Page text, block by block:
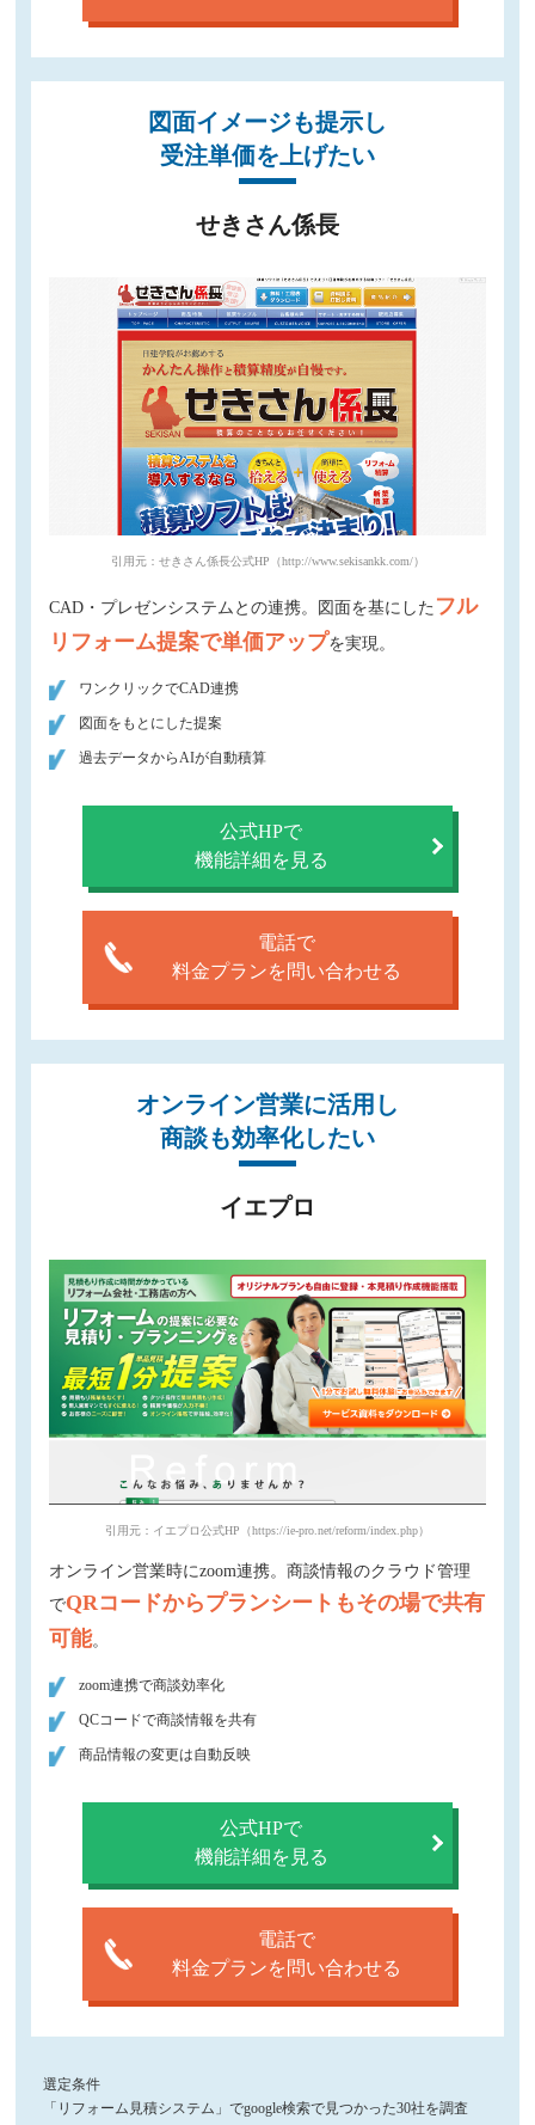
図面イメージも提示し
受注単価を上げたい
せきさん係長
引用元：せきさん係長公式HP（http://www.sekisankk.com/）
CAD・プレゼンシステムとの連携。図面を基にした フル
リフォーム提案で単価アップを実現。
ワンクリックでCAD連携
図面をもとにした提案
過去データからAIが自動積算
公式HPで
機能詳細を見る
電話で
料金プランを問い合わせる
オンライン営業に活用し
商談も効率化したい
イエプロ
引用元：イエプロ公式HP（https://ie-pro.net/reform/index.php）
オンライン営業時にzoom連携。商談情報のクラウド管理
でQRコードからプランシートもその場で共有
可能。
zoom連携で商談効率化
QCコードで商談情報を共有
商品情報の変更は自動反映
公式HPで
機能詳細を見る
電話で
料金プランを問い合わせる
選定条件
「リフォーム見積システム」でgoogle検索で見つかった30社を調査